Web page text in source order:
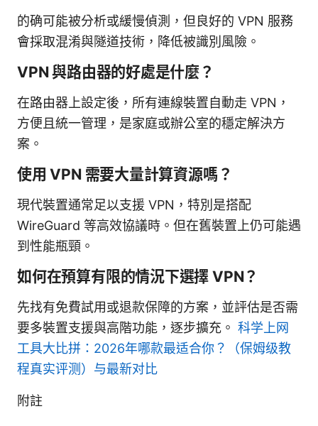
的确可能被分析或緩慢偵測，但良好的 VPN 服務
會採取混淆與隧道技術，降低被識別風險。
VPN 與路由器的好處是什麼？
在路由器上設定後，所有連線裝置自動走 VPN，
方便且統一管理，是家庭或辦公室的穩定解決方
案。
使用 VPN 需要大量計算資源嗎？
現代裝置通常足以支援 VPN，特別是搭配
WireGuard 等高效協議時。但在舊裝置上仍可能遇
到性能瓶頸。
如何在預算有限的情況下選擇 VPN？
先找有免費試用或退款保障的方案，並評估是否需
要多裝置支援與高階功能，逐步擴充。 科学上网
工具大比拼：2026年哪款最适合你？（保姆级教
程真实评测）与最新对比
附註